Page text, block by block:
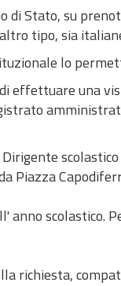
di Stato, su
tipo, sia
lo
effettuare una
Piazza
anno scolastico.
richiesta,